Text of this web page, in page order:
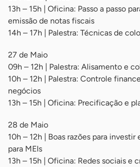
13h – 15h | Oficina: Passo a passo
emissão de notas fiscais
14h – 17h | Palestra: Técnicas de
27 de Maio
09h – 12h | Palestra: Alisamento e
10h – 12h | Palestra: Controle
negócios
13h – 15h | Oficina: Precificação e
28 de Maio
10h – 12h | Boas razões para
para MEIs
13h – 15h | Oficina: Redes sociais e